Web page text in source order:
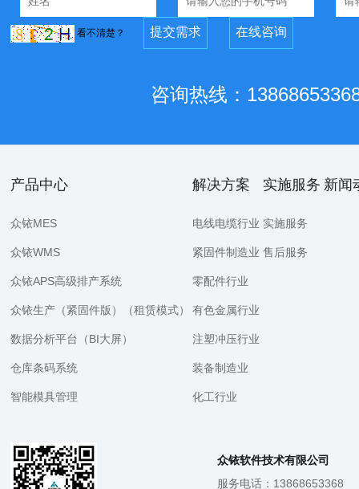
看不清楚？
咨询热线：
产品中心
众铱MES
众铱WMS
众铱APS高级排产系统
众铱生产（紧固件版）（租赁模式）
数据分析平台（BI大屏）
仓库条码系统
智能模具管理
解决方案
电线电缆行业
紧固件制造业
零配件行业
有色金属行业
注塑冲压行业
装备制造业
化工行业
实施服务
实施服务
售后服务
新闻
众铱软件技术有限公司
服务电话：13868653368